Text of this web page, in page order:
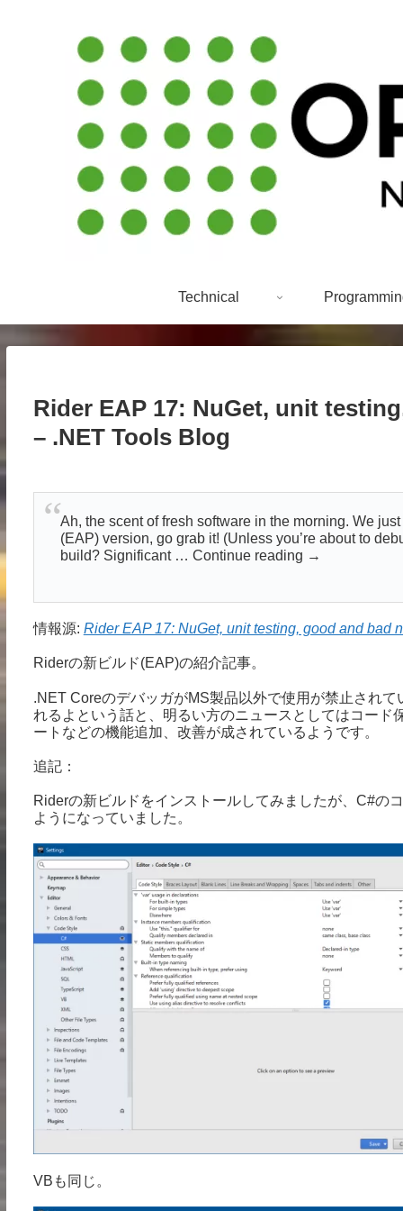
Technical
Rider EAP 17: NuGet, unit
– .NET Tools Blog
Ah, the scent of fresh software in the morning. We
(EAP) version, go grab it! (Unless you’re about to
build? Significant … Continue reading →
情報源: Rider EAP 17: NuGet, unit testing, good and bad
Riderの新ビルド(EAP)の紹介記事。
.NET CoreのデバッガがMS製品以外で使用が禁止され
れるよという話と、明るい方のニュースとしてはコー
ートなどの機能追加、改善が成されているようです。
追記：
Riderの新ビルドをインストールしてみましたが、C#の
ようになっていました。
VBも同じ。